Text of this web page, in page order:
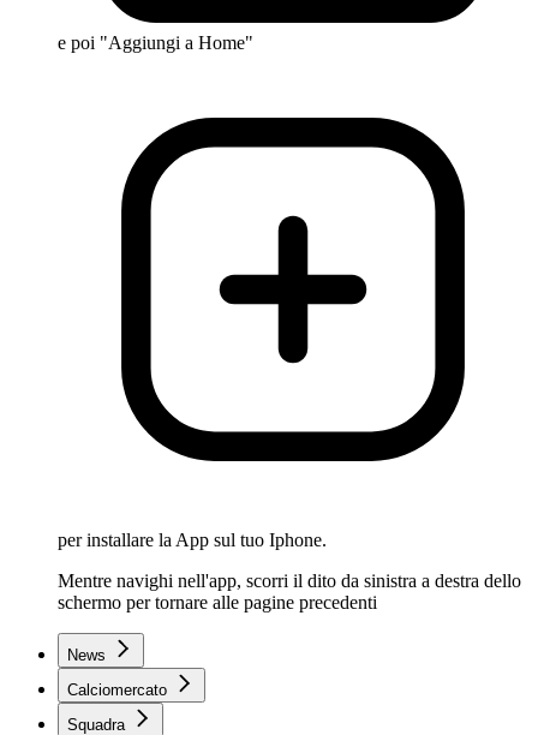
e poi "Aggiungi a Home"
per installare la App sul tuo Iphone.
Mentre navighi nell'app, scorri il dito da sinistra a destra dello
schermo per tornare alle pagine precedenti
News
Calciomercato
Squadra